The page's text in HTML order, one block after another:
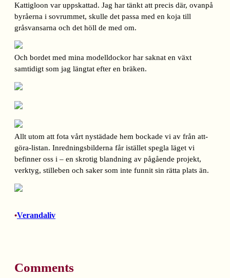
Kattigloon var uppskattad. Jag har tänkt att precis där, ovanpå
byråerna i sovrummet, skulle det passa med en koja till
gråsvansarna och det höll de med om.
Och bordet med mina modelldockor har saknat en växt
samtidigt som jag längtat efter en bräken.
Allt utom att fota vårt nystädade hem bockade vi av från att-
göra-listan. Inredningsbilderna får istället spegla läget vi
befinner oss i – en skrotig blandning av pågående projekt,
verktyg, stilleben och saker som inte funnit sin rätta plats än.
•Verandaliv
Comments